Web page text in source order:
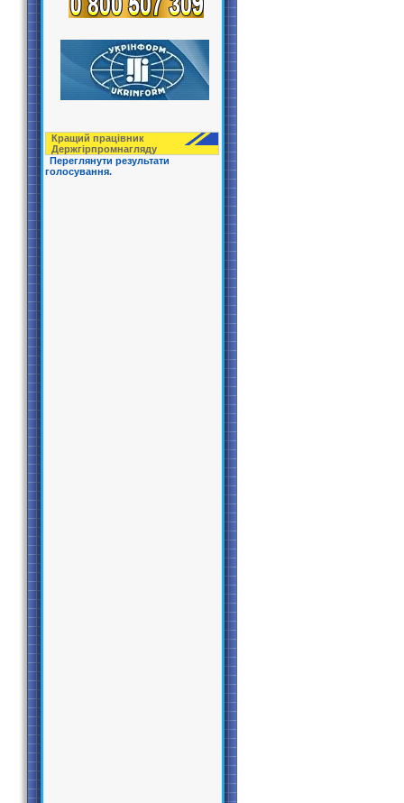
Кращий працівник
Держгірпрoмнагляду
Переглянути результати
голосування.